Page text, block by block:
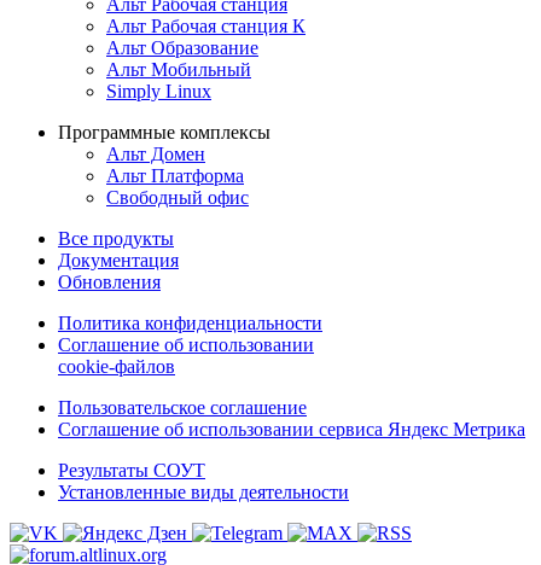
Альт Рабочая станция
Альт Рабочая станция К
Альт Образование
Альт Мобильный
Simply Linux
Программные комплексы
Альт Домен
Альт Платформа
Свободный офис
Все продукты
Документация
Обновления
Политика конфиденциальности
Соглашение об использовании
cookie-файлов
Пользовательское соглашение
Соглашение об использовании сервиса Яндекс Метрика
Результаты СОУТ
Установленные виды деятельности